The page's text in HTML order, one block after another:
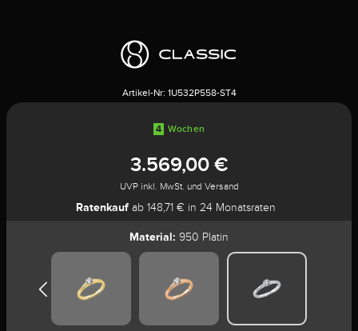
Artikel-Nr: 1U532P558-ST4
4 Wochen
3.569,00 €
UVP inkl. MwSt. und Versand
Ratenkauf ab 148,71 € in 24 Monatsraten
Material: 950 Platin